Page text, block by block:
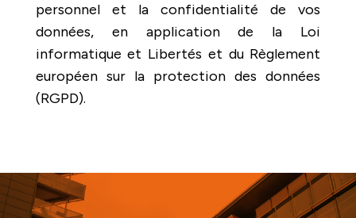
personnel et la confidentialité de vos
données, en application de la Loi
informatique et Libertés et du Règlement
européen sur la protection des données
(RGPD).